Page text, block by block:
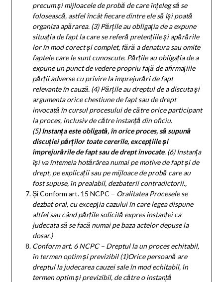
precum și mijloacele de probă de care înțeleg să se
folosească, astfel încât fiecare dintre ele să își poată
organiza apărarea. (3) Părțile au obligația de a expune
situația de fapt la care se referă pretențiile și apărările
lor în mod corect și complet, fără a denatura sau omite
faptele care le sunt cunoscute. Părțile au obligația de a
expune un punct de vedere propriu față de afirmațiile
părții adverse cu privire la împrejurări de fapt
relevante în cauză. (4) Părțile au dreptul de a discuta și
argumenta orice chestiune de fapt sau de drept
invocată în cursul procesului de către orice participant
la proces, inclusiv de către instanță din oficiu.
(5) Instanța este obligată, în orice proces, să supună
discuției părților toate cererile, excepțiile și
împrejurările de fapt sau de drept invocate. (6) Instanța
își va întemeia hotărârea numai pe motive de fapt și de
drept, pe explicații sau pe mijloace de probă care au
fost supuse, în prealabil, dezbaterii contradictorii.,
Și Conform art. 15 NCPC – Oralitatea Procesele se
dezbat oral, cu excepția cazului în care legea dispune
altfel sau când părțile solicită expres instanței ca
judecata să se facă numai pe baza actelor depuse la
dosar.)
Conform art. 6 NCPC – Dreptul la un proces echitabil,
în termen optim și previzibil(1)Orice persoană are
dreptul la judecarea cauzei sale în mod echitabil, în
termen optim și previzibil, de către o instanță